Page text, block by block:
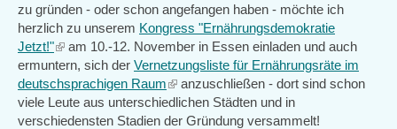
zu gründen - oder schon angefangen haben - möchte ich
herzlich zu unserem Kongress "Ernährungsdemokratie
Jetzt!"(link
is
external)
am 10.-12. November in Essen einladen und auch
ermuntern, sich der Vernetzungsliste für Ernährungsräte im
deutschsprachigen Raum(link
is
external)
anzuschließen - dort sind schon
viele Leute aus unterschiedlichen Städten und in
verschiedensten Stadien der Gründung versammelt!